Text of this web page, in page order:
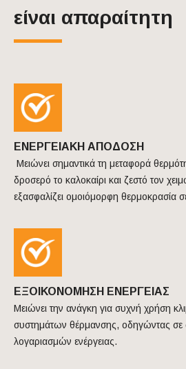
είναι απαραίτητη
ΕΝΕΡΓΕΙΑΚΗ ΑΠΟΔΟΣΗ
Μειώνει σημαντικά τη μεταφορά
δροσερό το καλοκαίρι και ζεστό τον
εξασφαλίζει ομοιόμορφη θερμοκρασία
ΕΞΟΙΚΟΝΟΜΗΣΗ ΕΝΕΡΓΕΙΑΣ
Μειώνει την ανάγκη για συχνή χρήση
συστημάτων θέρμανσης, οδηγώντας σε
λογαριασμών ενέργειας.